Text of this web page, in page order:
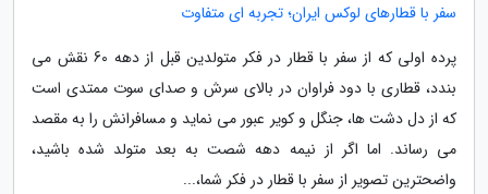
سفر با قطارهای لوکس ایران؛ تجربه ای متفاوت
پرده اولی که از سفر با قطار در فکر متولدین قبل از دهه 60 نقش می
بندد، قطاری با دود فراوان در بالای سرش و صدای سوت ممتدی است
که از دل دشت ها، جنگل و کویر عبور می نماید و مسافرانش را به مقصد
می رساند. اما اگر از نیمه دهه شصت به بعد متولد شده باشید،
واضحترین تصویر از سفر با قطار در فکر شما،...